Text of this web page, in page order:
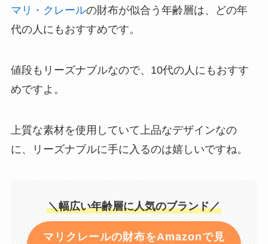
マリ・クレールの財布が似合う年齢層は、どの年
代の人にもおすすめです。
値段もリーズナブルなので、10代の人にもおすす
めですよ。
上質な素材を使用していて上品なデザインなの
に、リーズナブルに手に入るのは嬉しいですね。
＼幅広い年齢層に人気のブランド／
マリクレールの財布をAmazonで見